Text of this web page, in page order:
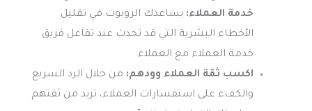
خدمة العملاء: يساعدك الروبوت في تقليل
الأخطاء البشرية التي قد تحدث عند تفاعل فريق
خدمة العملاء مع العملاء.
اكسب ثقة العملاء وودهم: من خلال الرد السريع
والكفء على استفسارات العملاء، تزيد من ثقتهم